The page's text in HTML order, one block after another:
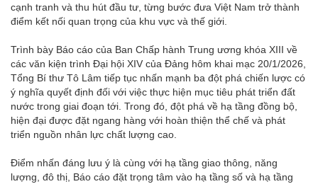
cạnh tranh và thu hút đầu tư, từng bước đưa Việt Nam trở thành
điểm kết nối quan trọng của khu vực và thế giới.
Trình bày Báo cáo của Ban Chấp hành Trung ương khóa XIII về
các văn kiện trình Đại hội XIV của Đảng hôm khai mạc 20/1/2026,
Tổng Bí thư Tô Lâm tiếp tục nhấn mạnh ba đột phá chiến lược có
ý nghĩa quyết định đối với việc thực hiện mục tiêu phát triển đất
nước trong giai đoạn tới. Trong đó, đột phá về hạ tầng đồng bộ,
hiện đại được đặt ngang hàng với hoàn thiện thể chế và phát
triển nguồn nhân lực chất lượng cao.
Điểm nhấn đáng lưu ý là cùng với hạ tầng giao thông, năng
lượng, đô thị, Báo cáo đặt trọng tâm vào hạ tầng số và hạ tầng